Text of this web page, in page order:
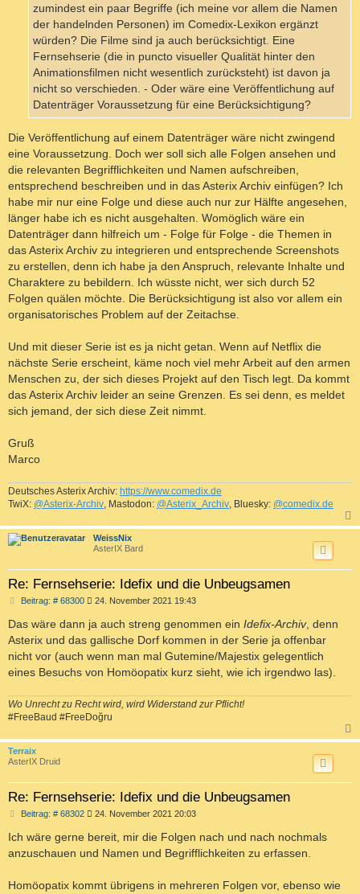
zumindest ein paar Begriffe (ich meine vor allem die Namen
der handelnden Personen) im Comedix-Lexikon ergänzt
würden? Die Filme sind ja auch berücksichtigt. Eine
Fernsehserie (die in puncto visueller Qualität hinter den
Animationsfilmen nicht wesentlich zurücksteht) ist davon ja
nicht so verschieden. - Oder wäre eine Veröffentlichung auf
Datenträger Voraussetzung für eine Berücksichtigung?
Die Veröffentlichung auf einem Datenträger wäre nicht zwingend
eine Voraussetzung. Doch wer soll sich alle Folgen ansehen und
die relevanten Begrifflichkeiten und Namen aufschreiben,
entsprechend beschreiben und in das Asterix Archiv einfügen? Ich
habe mir nur eine Folge und diese auch nur zur Hälfte angesehen,
länger habe ich es nicht ausgehalten. Womöglich wäre ein
Datenträger dann hilfreich um - Folge für Folge - die Themen in
das Asterix Archiv zu integrieren und entsprechende Screenshots
zu erstellen, denn ich habe ja den Anspruch, relevante Inhalte und
Charaktere zu bebildern. Ich wüsste nicht, wer sich durch 52
Folgen quälen möchte. Die Berücksichtigung ist also vor allem ein
organisatorisches Problem auf der Zeitachse.
Und mit dieser Serie ist es ja nicht getan. Wenn auf Netflix die
nächste Serie erscheint, käme noch viel mehr Arbeit auf den armen
Menschen zu, der sich dieses Projekt auf den Tisch legt. Da kommt
das Asterix Archiv leider an seine Grenzen. Es sei denn, es meldet
sich jemand, der sich diese Zeit nimmt.
Gruß
Marco
Deutsches Asterix Archiv: https://www.comedix.de
TwiX: @Asterix-Archiv, Mastodon: @Asterix_Archiv, Bluesky: @comedix.de
a
WeissNix
AsterIX Bard
Re: Fernsehserie: Idefix und die Unbeugsamen
Beitrag: # 68300B
i
r
24. November 2021 19:43
Das wäre dann ja auch streng genommen ein Idefix-Archiv, denn
Asterix und das gallische Dorf kommen in der Serie ja offenbar
nicht vor (auch wenn man mal Gutemine/Majestix gelegentlich
eines Besuchs von Homöopatix kurz sieht, wie ich irgendwo las).
Wo Unrecht zu Recht wird, wird Widerstand zur Pflicht!
#FreeBaud #FreeDoğru
a
Terraix
AsterIX Druid
Re: Fernsehserie: Idefix und die Unbeugsamen
Beitrag: # 68302B
r
24. November 2021 20:03
Ich wäre gerne bereit, mir die Folgen nach und nach nochmals
anzuschauen und Namen und Begrifflichkeiten zu erfassen.
Homöopatix kommt übrigens in mehreren Folgen vor, ebenso wie